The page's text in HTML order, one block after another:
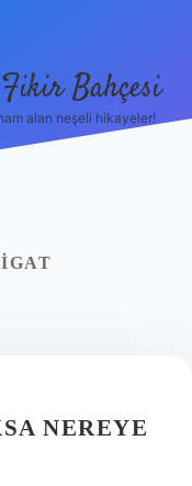
Bahçesi
alan neşeli hikayeler!
NEREYE